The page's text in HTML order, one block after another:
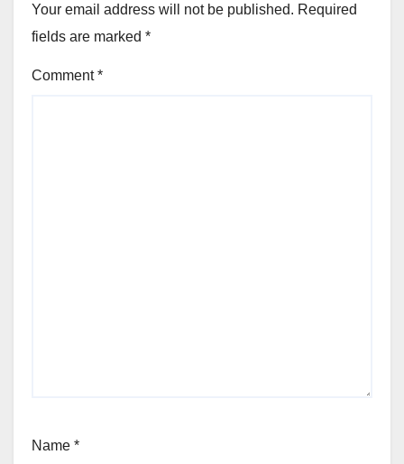
Your email address will not be published. Required
fields are marked *
Comment*
Name *